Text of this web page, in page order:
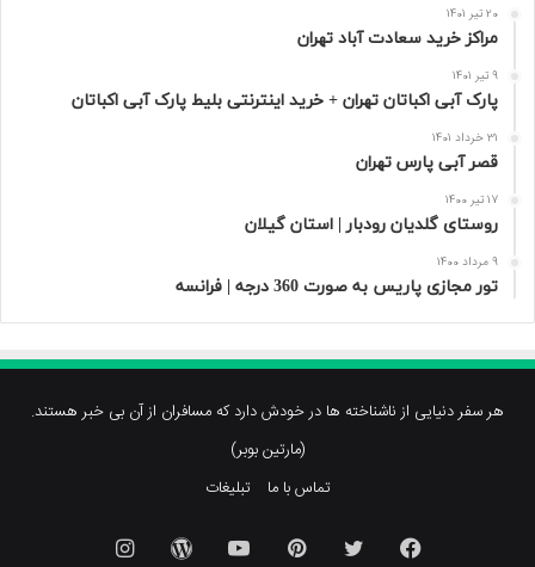
20 تیر 1401
مراکز خرید سعادت‌ آباد تهران
9 تیر 1401
پارک آبی اکباتان تهران + خرید اینترنتی بلیط پارک آبی اکباتان
31 خرداد 1401
قصر آبی پارس تهران
17 تیر 1400
روستای گلدیان رودبار | استان گیلان
9 مرداد 1400
تور مجازی پاریس به صورت 360 درجه | فرانسه
هر سفر دنیایی از ناشناخته ها در خودش دارد که مسافران از آن بی خبر هستند.
(مارتین بوبر)
تماس با ما
تبلیغات
فیسبوک توییترپینتریستیوتیوبوردپرساینستاگرام